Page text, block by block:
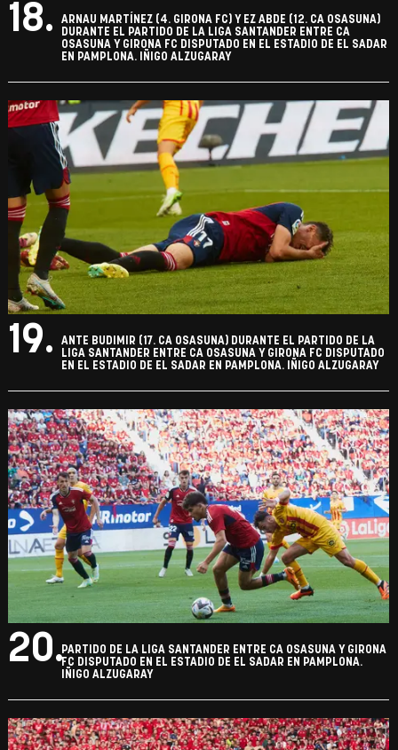
18.
ARNAU MARTÍNEZ (4. GIRONA FC) Y EZ ABDE (12. CA OSASUNA)
DURANTE EL PARTIDO DE LA LIGA SANTANDER ENTRE CA
OSASUNA Y GIRONA FC DISPUTADO EN EL ESTADIO DE EL SADAR
EN PAMPLONA. IÑIGO ALZUGARAY
19.
ANTE BUDIMIR (17. CA OSASUNA) DURANTE EL PARTIDO DE LA
LIGA SANTANDER ENTRE CA OSASUNA Y GIRONA FC DISPUTADO
EN EL ESTADIO DE EL SADAR EN PAMPLONA. IÑIGO ALZUGARAY
20.PARTIDO DE LA LIGA SANTANDER ENTRE CA OSASUNA Y GIRONA
FC DISPUTADO EN EL ESTADIO DE EL SADAR EN PAMPLONA.
IÑIGO ALZUGARAY